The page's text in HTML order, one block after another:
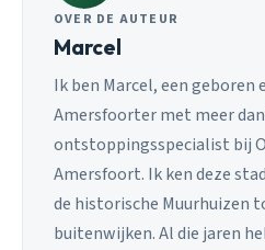
OVER DE AUTEUR
Marcel
Ik ben Marcel, een geboren
Amersfoorter met meer
ontstoppingsspecialist bij
Amersfoort. Ik ken deze
de historische Muurhuizen
buitenwijken. Al die jaren